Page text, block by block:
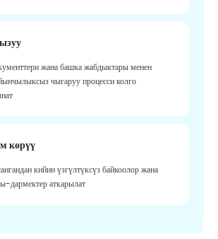
жана башка жабдыктары менен
чыгаруу процесси колго
көрүү
кийин үзгүлтүксүз байкоолор жана
дармектер аткарылат